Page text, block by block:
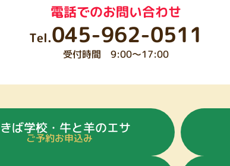
電話でのお問い合わせ
Tel.045-962-0511
受付時間 9:00～17:00
ば学校・牛と羊のエサ
ご予約お申込み